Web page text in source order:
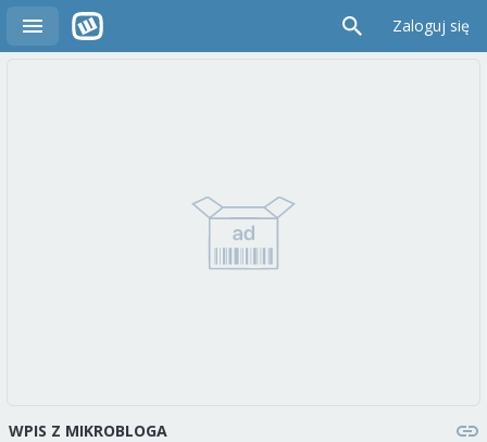
Zaloguj się
WPIS Z MIKROBLOGA